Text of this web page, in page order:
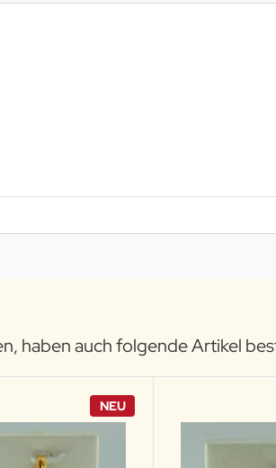
haben auch folgende Artikel
NEU